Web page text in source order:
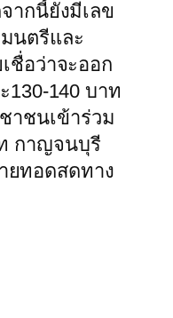
ากนี้ยังมีเลข
นตรีและ
ชื่อว่าจะออก
130-140 บาท
าชนเข้าร่วม
กาญจนบุรี
ยทอดสดทาง